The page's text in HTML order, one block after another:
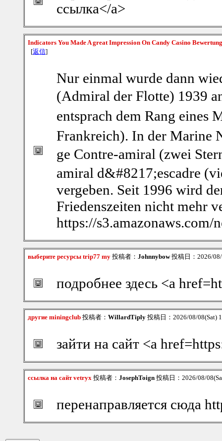
ссылка</a>
Indicators You Made A great Impression On Candy Casino Bewertung
[返信]
Nur einmal wurde dann
(Admiral der Flotte) 1939
entsprach dem Rang eines
Frankreich). In der Marine
ge Contre-amiral (zwei
amiral d&#8217;escadre
vergeben. Seit 1996 wird
Friedenszeiten nicht mehr
https://
выберите ресурсы trip77 my 投稿者： Johnnybow投稿日：2026/
подробнее здесь <a
другие miningclub 投稿者： WillardTiply 投稿日：2026/08/08(Sat)
зайти на сайт <a
ссылка на сайт vetryx 投稿者： JosephToign 投稿日：2026/08/
перенаправляется сюда